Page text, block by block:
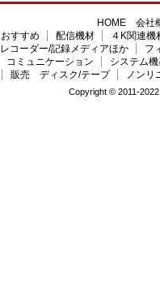
HOME
会社
おすすめ
配信機材
４K関連機
レコーダー/記録メディアほか
フ
コミュニケーション
システム
販売 ディスク/テープ
ノンリ
Copyright © 2011-